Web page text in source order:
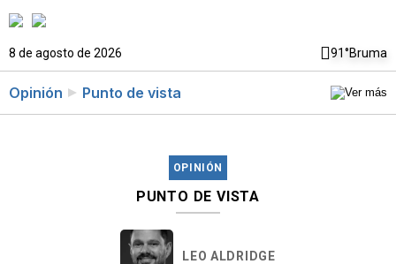
8 de agosto de 2026 91°Bruma
Opinión Punto de vista
OPINIÓN
PUNTO DE VISTA
LEO ALDRIDGE